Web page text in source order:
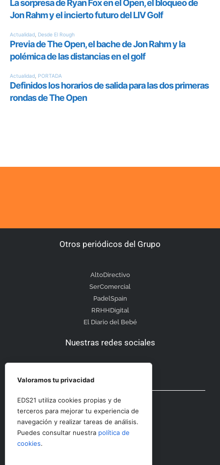
Otros periódicos del Grupo
AltoDirectivo
SerComercial
PadelSpain
RRHHDigital
El Diario del Bebé
Nuestras redes sociales
Otras secciones
Contacto
Valoramos tu privacidad
EDS21 utiliza cookies propias y de
terceros para mejorar tu experiencia de
navegación y realizar tareas de análisis.
Puedes consultar nuestra política de
cookies.